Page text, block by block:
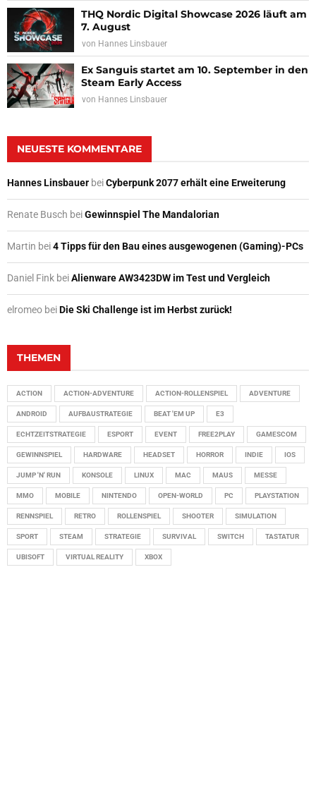
THQ Nordic Digital Showcase 2026 läuft am
7. August
von Hannes Linsbauer
Ex Sanguis startet am 10. September in den
Steam Early Access
von Hannes Linsbauer
NEUESTE KOMMENTARE
Hannes Linsbauer beiCyberpunk 2077 erhält eine Erweiterung
Renate Busch beiGewinnspiel The Mandalorian
Martin bei4 Tipps für den Bau eines ausgewogenen (Gaming)-PCs
Daniel Fink beiAlienware AW3423DW im Test und Vergleich
elromeo beiDie Ski Challenge ist im Herbst zurück!
THEMEN
ACTION ACTION-ADVENTURE ACTION-ROLLENSPIEL ADVENTURE
ANDROID AUFBAUSTRATEGIE BEAT 'EM UP E3
ECHTZEITSTRATEGIE ESPORT EVENT FREE2PLAY GAMESCOM
GEWINNSPIEL HARDWARE HEADSET HORROR INDIE IOS
JUMP 'N' RUN KONSOLE LINUX MAC MAUS MESSE
MMO MOBILE NINTENDO OPEN-WORLD PC PLAYSTATION
RENNSPIEL RETRO ROLLENSPIEL SHOOTER SIMULATION
SPORT STEAM STRATEGIE SURVIVAL SWITCH TASTATUR
UBISOFT VIRTUAL REALITY XBOX